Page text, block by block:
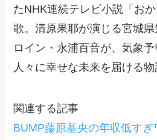
たNHK連続テレビ小説「お
歌。清原果耶が演じる宮城
ロイン・永浦百音が、気象
人々に幸せな未来を届ける物
関連する記事
BUMP藤原基央の年収低すぎ